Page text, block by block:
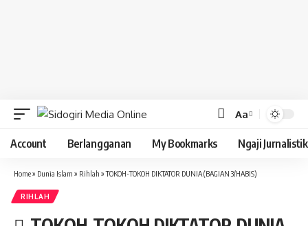
Font
Resizer
Aa
Account Berlangganan My Bookmarks Ngaji Jurnalistik
Home» Dunia Islam » Rihlah »TOKOH-TOKOH DIKTATOR DUNIA (BAGIAN 3/HABIS)
RIHLAH